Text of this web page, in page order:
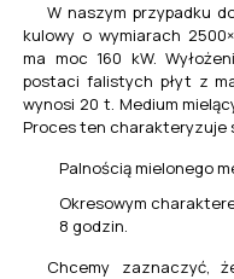
W naszym przypadku
kulowy o wymiarach
ma moc 160 kW.
postaci falistych płyt z
wynosi 20 t. Medium
Proces ten charakteryzuje
Palnością mielonego
Okresowym
8 godzin.
Chcemy zaznaczyć,